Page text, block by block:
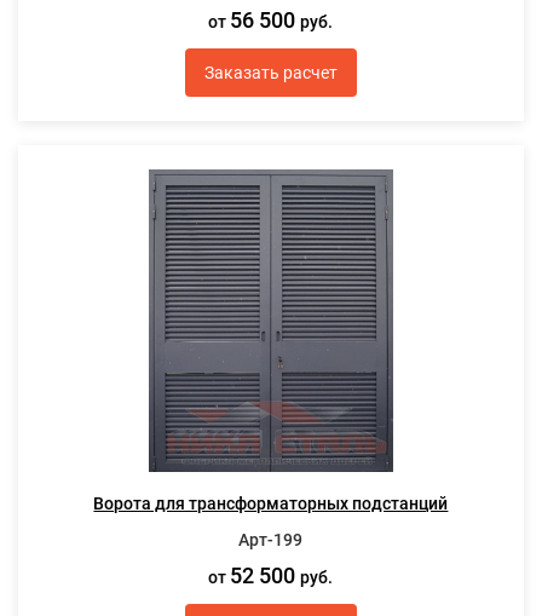
от 56 500руб.
Заказать расчет
Ворота для трансформаторных подстанций
Арт-199
от 52 500руб.